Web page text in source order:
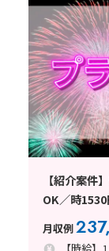
【紹介案件
OK／時1530
月収例